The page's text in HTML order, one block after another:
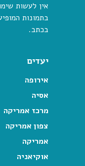
אין לעשות
בתמונות
בכתב.
יעדים
אירופה
אסיה
מרכז אמריקה
צפון אמריקה
אמריקה
אוקיאניה